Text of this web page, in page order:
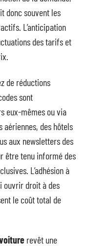
donc souvent les
L’anticipation
des tarifs et
de réductions
sont
eux-mêmes ou via
aériennes, des hôtels
aux newsletters des
être tenu informé des
L’adhésion à
ouvrir droit à des
le coût total de
revêt une